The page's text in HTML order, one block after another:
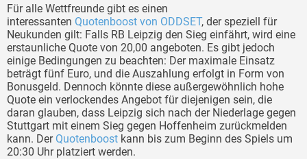
Für alle Wettfreunde gibt es einen
interessanten Quotenboost von ODDSET, der speziell für
Neukunden gilt: Falls RB Leipzig den Sieg einfährt, wird eine
erstaunliche Quote von 20,00 angeboten. Es gibt jedoch
einige Bedingungen zu beachten: Der maximale Einsatz
beträgt fünf Euro, und die Auszahlung erfolgt in Form von
Bonusgeld. Dennoch könnte diese außergewöhnlich hohe
Quote ein verlockendes Angebot für diejenigen sein, die
daran glauben, dass Leipzig sich nach der Niederlage gegen
Stuttgart mit einem Sieg gegen Hoffenheim zurückmelden
kann. Der Quotenboost kann bis zum Beginn des Spiels um
20:30 Uhr platziert werden.